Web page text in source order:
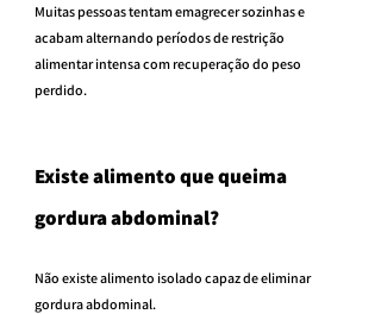
Muitas pessoas tentam emagrecer sozinhas e
acabam alternando períodos de restrição
alimentar intensa com recuperação do peso
perdido.
Existe alimento que queima
gordura abdominal?
Não existe alimento isolado capaz de eliminar
gordura abdominal.